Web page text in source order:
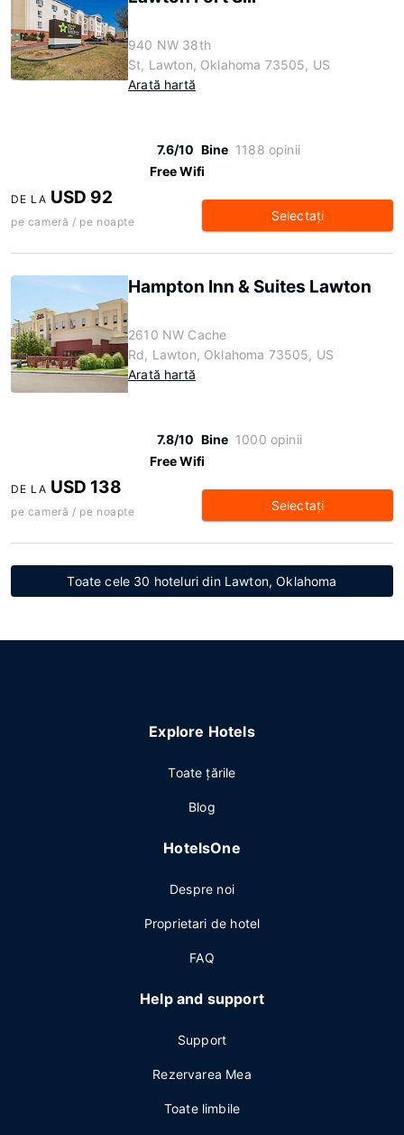
940 NW 38th
St, Lawton, Oklahoma 73505, US
Arată hartă
7.6/10 Bine 1188 opinii
Free Wifi
DE LA USD 92
pe cameră / pe noapte Selectaţi
Hampton Inn & Suites Lawton
2610 NW Cache
Rd, Lawton, Oklahoma 73505, US
Arată hartă
7.8/10 Bine 1000 opinii
Free Wifi
DE LA USD 138
pe cameră / pe noapte Selectaţi
Toate cele 30 hoteluri din Lawton, Oklahoma
Explore Hotels
Toate ţările
Blog
HotelsOne
Despre noi
Proprietari de hotel
FAQ
Help and support
Support
Rezervarea Mea
Toate limbile